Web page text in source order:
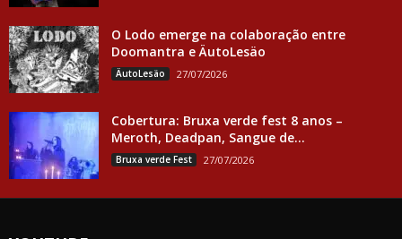
O Lodo emerge na colaboração entre
Doomantra e ÄutoLesäo
ÄutoLesäo 27/07/2026
Cobertura: Bruxa verde fest 8 anos –
Meroth, Deadpan, Sangue de...
Bruxa verde Fest 27/07/2026